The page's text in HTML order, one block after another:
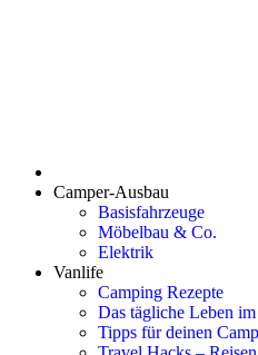
Camper-Ausbau
Basisfahrzeuge
Möbelbau & Co.
Elektrik
Vanlife
Camping Rezepte
Das tägliche Leben
Tipps für deinen